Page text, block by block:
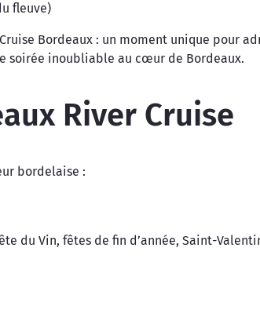
fleuve)
Bordeaux : un moment unique pour
soirée inoubliable au cœur de Bordeaux.
River Cruise
bordelaise :
du Vin, fêtes de fin d’année, Saint-